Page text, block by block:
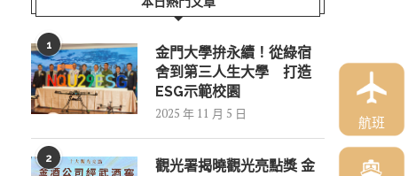
1
金門大學拚永續！從綠宿
舍到第三人生大學 打造
ESG示範校園
2025 年 11 月 5 日
2
觀光署揭曉觀光亮點獎 金
航班